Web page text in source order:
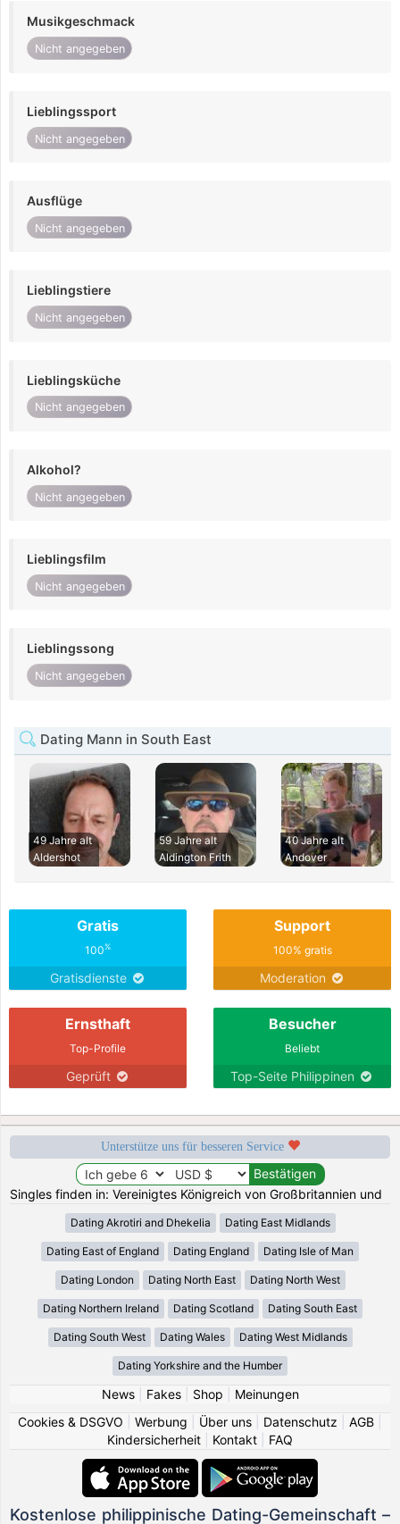
Musikgeschmack
Nicht angegeben
Lieblingssport
Nicht angegeben
Ausflüge
Nicht angegeben
Lieblingstiere
Nicht angegeben
Lieblingsküche
Nicht angegeben
Alkohol?
Nicht angegeben
Lieblingsfilm
Nicht angegeben
Lieblingssong
Nicht angegeben
Dating Mann in South East
49 Jahre alt
Aldershot
59 Jahre alt
Aldington Frith
40 Jahre alt
Andover
Gratis
100%
Gratisdienste
Support
100% gratis
Moderation
Ernsthaft
Top-Profile
Geprüft
Besucher
Beliebt
Top-Seite Philippinen
Unterstütze uns für besseren Service
Singles finden in: Vereinigtes Königreich von Großbritannien und
Dating Akrotiri and Dhekelia Dating East Midlands
Dating East of England Dating England Dating Isle of Man
Dating London Dating North East Dating North West
Dating Northern Ireland Dating Scotland Dating South East
Dating South West Dating Wales Dating West Midlands
Dating Yorkshire and the Humber
News| Fakes| Shop
Meinungen
Cookies & DSGVO
Werbung Über uns Datenschutz AGB
Kindersicherheit
Kontakt FAQ
Kostenlose philippinische Dating-Gemeinschaft –